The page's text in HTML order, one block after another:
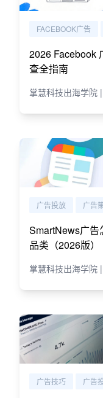
FACEBOOK广告
2026 Facebook
查全指南
掌慧科技出海学院
广告投放 广告
SmartNews广告
品类（2026版）
掌慧科技出海学院
广告技巧 广告